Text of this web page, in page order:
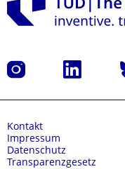
Instagram LinkedIn
Kontakt
Impressum
Datenschutz
Transparenzgesetz